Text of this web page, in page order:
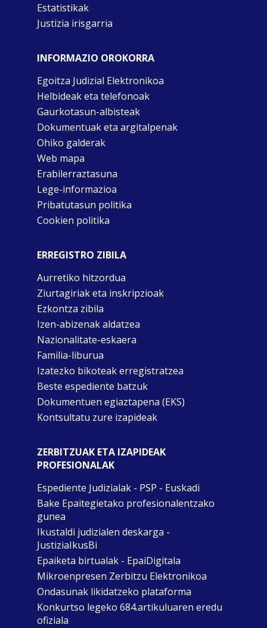
Estatistikak
Justizia irisgarria
INFORMAZIO OROKORRA
Egoitza Judizial Elektronikoa
Helbideak eta telefonoak
Gaurkotasun-albisteak
Dokumentuak eta argitalpenak
Ohiko galderak
Web mapa
Erabilerraztasuna
Lege-informazioa
Pribatutasun politika
Cookien politika
ERREGISTRO ZIBILA
Aurretiko hitzordua
Ziurtagiriak eta inskripzioak
Ezkontza zibila
Izen-abizenak aldatzea
Nazionalitate-eskaera
Familia-liburua
Izatezko bikoteak erregistratzea
Beste espediente batzuk
Dokumentuen egiaztapena (EKS)
Kontsultatu zure izapideak
ZERBITZUAK ETA IZAPIDEAK
PROFESIONALAK
Espediente Judizialak - PSP - Euskadi
Bake Epaitegietako profesionalentzako
gunea
Ikustaldi judizialen deskarga -
JustiziaIkusBi
Epaiketa birtualak - EpaiDigitala
Mikroenpresen Zerbitzu Elektronikoa
Ondasunak likidatzeko plataforma
Konkurtso legeko 684.artikuluaren eredu
ofiziala